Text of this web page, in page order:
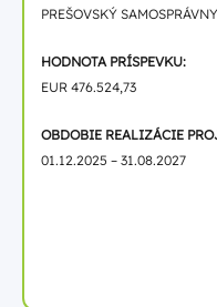
PREŠOVSKÝ
HODNOTA PRÍSPEVKU:
EUR 476.524,73
OBDOBIE REALIZÁCIE
01.12.2025 – 31.08.2027